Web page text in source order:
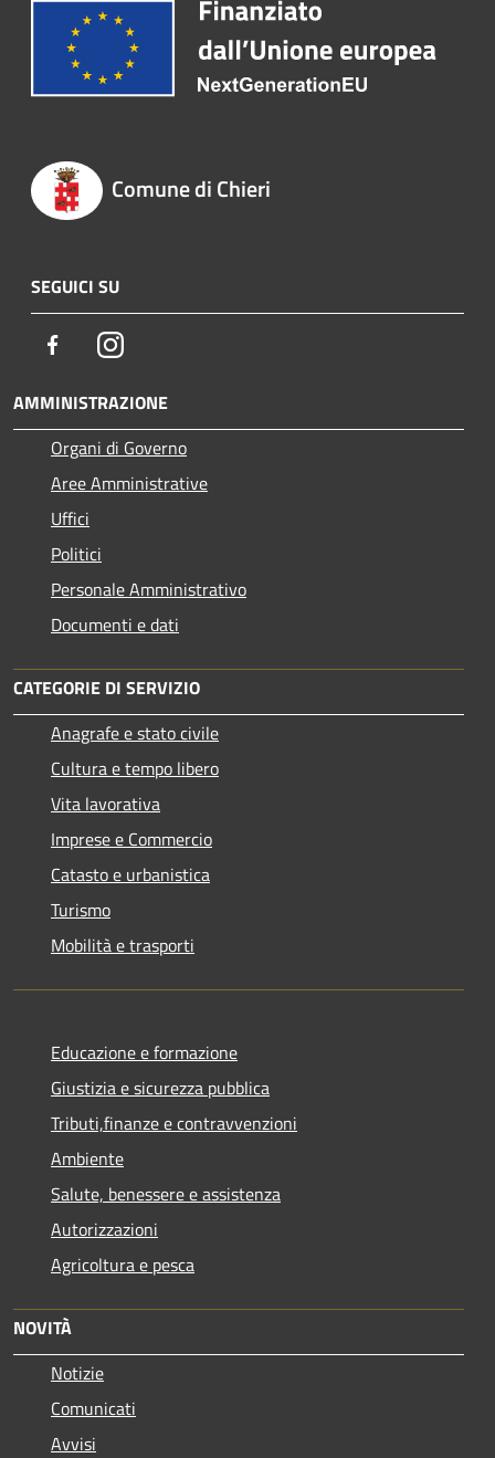
Comune di Chieri
SEGUICI SU
FacebookInstagram
AMMINISTRAZIONE
Organi di Governo
Aree Amministrative
Uffici
Politici
Personale Amministrativo
Documenti e dati
CATEGORIE DI SERVIZIO
Anagrafe e stato civile
Cultura e tempo libero
Vita lavorativa
Imprese e Commercio
Catasto e urbanistica
Turismo
Mobilità e trasporti
Educazione e formazione
Giustizia e sicurezza pubblica
Tributi,finanze e contravvenzioni
Ambiente
Salute, benessere e assistenza
Autorizzazioni
Agricoltura e pesca
NOVITÀ
Notizie
Comunicati
Avvisi